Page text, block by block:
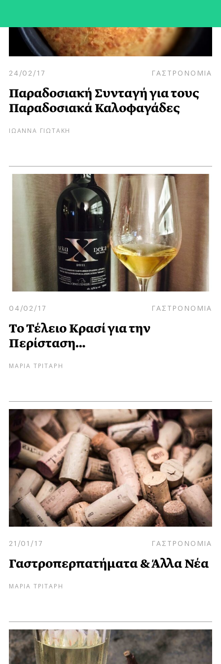
24/02/17 ΓΑΣΤΡΟΝΟΜΙΑ
Παραδοσιακή Συνταγή για τους
Παραδοσιακά Καλοφαγάδες
ΙΩΑΝΝΑ ΓΙΩΤΑΚΗ
04/02/17 ΓΑΣΤΡΟΝΟΜΙΑ
Το Τέλειο Κρασί για την
Περίσταση…
ΜΑΡΙΑ ΤΡΙΤΑΡΗ
21/01/17 ΓΑΣΤΡΟΝΟΜΙΑ
Γαστροπερπατήματα & Άλλα Νέα
ΜΑΡΙΑ ΤΡΙΤΑΡΗ